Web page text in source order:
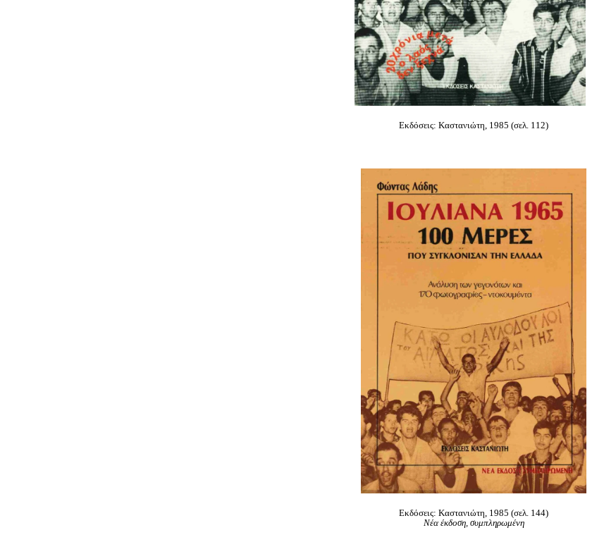
Εκδόσεις: Καστανιώτη, 1985 (σελ. 112)
Εκδόσεις: Καστανιώτη, 1985 (σελ. 144)
Νέα έκδοση, συμπληρωμένη